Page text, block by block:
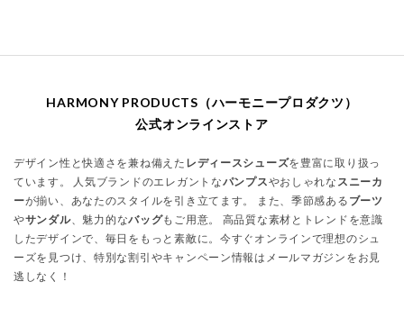
HARMONY PRODUCTS（ハーモニープロダクツ）
公式オンラインストア
デザイン性と快適さを兼ね備えた レディースシューズを豊富に取り扱っ
ています。 人気ブランドのエレガントなパンプスやおしゃれな スニーカ
ーが揃い、あなたのスタイルを引き立てます。 また、季節感ある ブーツ
やサンダル、魅力的なバッグもご用意。 高品質な素材とトレンドを意識
したデザインで、毎日をもっと素敵に。今すぐオンラインで理想のシュ
ーズを見つけ、特別な割引やキャンペーン情報はメールマガジンをお見
逃しなく！